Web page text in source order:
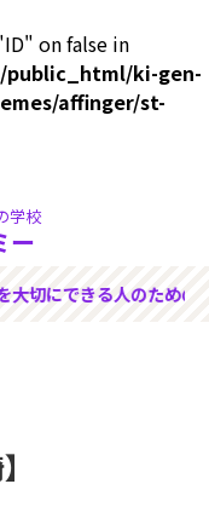
on false in
public_html/ki-gen-
affinger/st-
学校
ー
イトです